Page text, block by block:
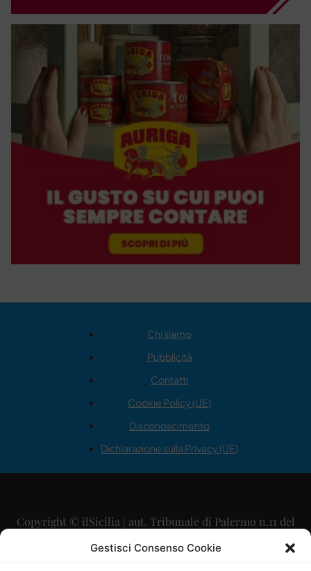
Gestisci Consenso Cookie
Chi siamo
Pubblicità
Contatti
Cookie Policy (UE)
Disconoscimento
Dichiarazione sulla Privacy (UE)
Copyright © ilSicilia | aut. Tribunale di Palermo n.11 del
29/09/2015